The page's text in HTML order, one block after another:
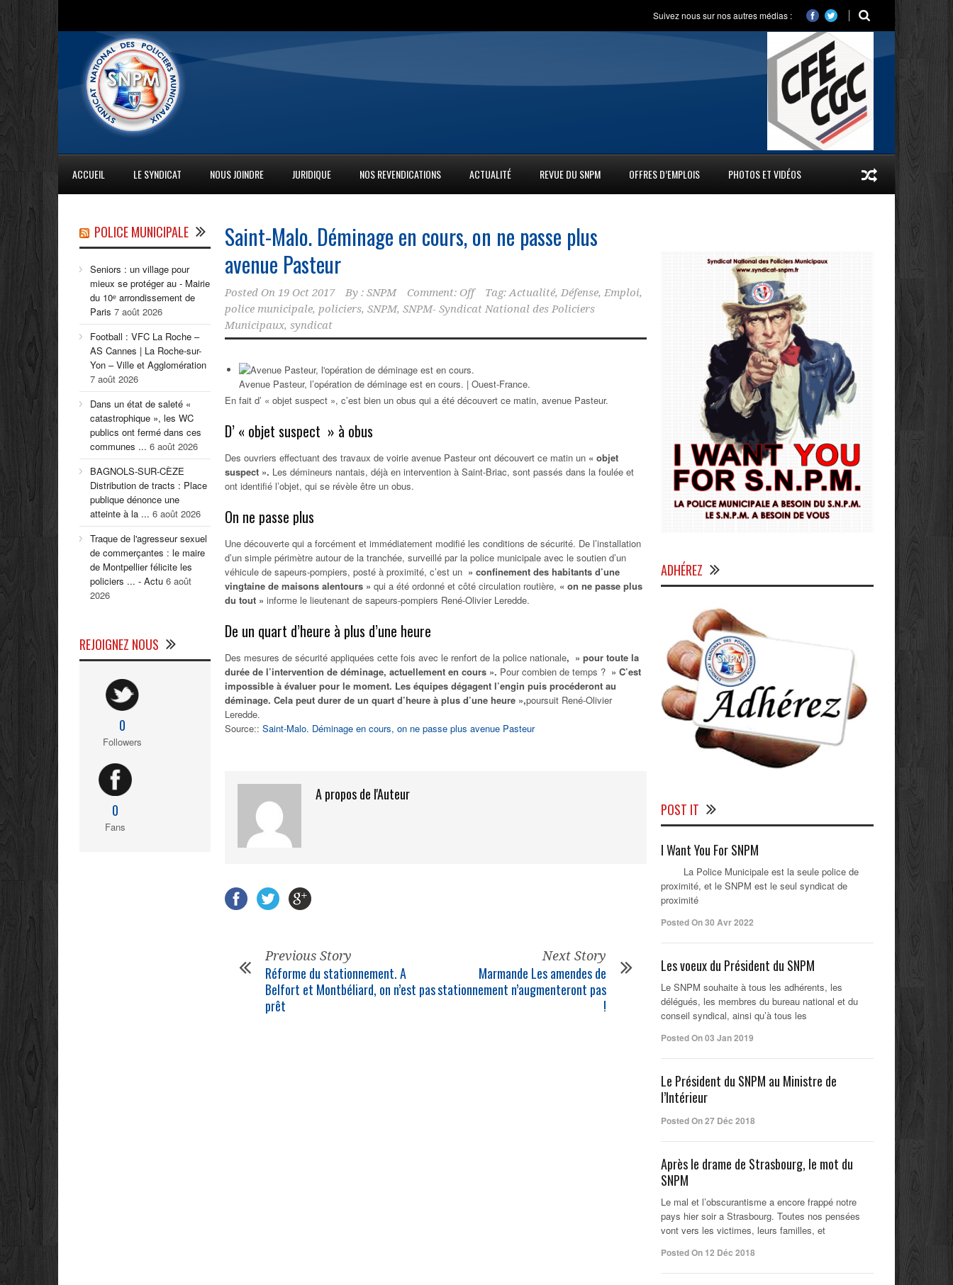
Suivez nous sur nos autres médias :
ACCUEIL LE SYNDICAT NOUS JOINDRE JURIDIQUE NOS REVENDICATIONS ACTUALITÉ REVUE DU SNPM OFFRES D’EMPLOIS PHOTOS ET VIDÉOS
Saint-Malo. Déminage en cours, on ne passe plus
avenue Pasteur
Posted On 19 Oct 2017 By : SNPM Comment: Off Tag: Actualité, Défense, Emploi,
police municipale, policiers, SNPM, SNPM- Syndicat National des Policiers
Municipaux, syndicat
Avenue Pasteur, l’opération de déminage est en cours. | Ouest-France.
En fait d’ « objet suspect », c’est bien un obus qui a été découvert ce matin, avenue Pasteur.
D’ « objet suspect » à obus
Des ouvriers effectuant des travaux de voirie avenue Pasteur ont découvert ce matin un « objet
suspect ». Les démineurs nantais, déjà en intervention à Saint-Briac, sont passés dans la foulée et
ont identifié l’objet, qui se révèle être un obus.
On ne passe plus
Une découverte qui a forcément et immédiatement modifié les conditions de sécurité. De l’installation
d’un simple périmètre autour de la tranchée, surveillé par la police municipale avec le soutien d’un
véhicule de sapeurs-pompiers, posté à proximité, c’est un » confinement des habitants d’une
vingtaine de maisons alentours » qui a été ordonné et côté circulation routière, « on ne passe plus
du tout » informe le lieutenant de sapeurs-pompiers René-Olivier Leredde.
De un quart d’heure à plus d’une heure
Des mesures de sécurité appliquées cette fois avec le renfort de la police nationale, » pour toute la
durée de l’intervention de déminage, actuellement en cours ». Pour combien de temps ? » C’est
impossible à évaluer pour le moment. Les équipes dégagent l’engin puis procéderont au
déminage. Cela peut durer de un quart d’heure à plus d’une heure »,poursuit René-Olivier
Leredde.
Source:: Saint-Malo. Déminage en cours, on ne passe plus avenue Pasteur
A propos de l'Auteur
Previous Story
Réforme du stationnement. A
Belfort et Montbéliard, on n’est pas
prêt
Next Story
Marmande Les amendes de
stationnement n’augmenteront pas
!
POLICE MUNICIPALE
Seniors : un village pour
mieux se protéger au - Mairie
du 10ᵉ arrondissement de
Paris 7 août 2026
Football : VFC La Roche –
AS Cannes | La Roche-sur-
Yon – Ville et Agglomération
7 août 2026
Dans un état de saleté «
catastrophique », les WC
publics ont fermé dans ces
communes ... 6 août 2026
BAGNOLS-SUR-CÈZE
Distribution de tracts : Place
publique dénonce une
atteinte à la ... 6 août 2026
Traque de l'agresseur sexuel
de commerçantes : le maire
de Montpellier félicite les
policiers ... - Actu 6 août
2026
REJOIGNEZ NOUS
0
Followers
0
Fans
ADHÉREZ
POST IT
I Want You For SNPM
La Police Municipale est la seule police de
proximité, et le SNPM est le seul syndicat de
proximité
Posted On 30 Avr 2022
Les voeux du Président du SNPM
Le SNPM souhaite à tous les adhérents, les
délégués, les membres du bureau national et du
conseil syndical, ainsi qu’à tous les
Posted On 03 Jan 2019
Le Président du SNPM au Ministre de
l’Intérieur
Posted On 27 Déc 2018
Après le drame de Strasbourg, le mot du
SNPM
Le mal et l’obscurantisme a encore frappé notre
pays hier soir a Strasbourg. Toutes nos pensées
vont vers les victimes, leurs familles, et
Posted On 12 Déc 2018